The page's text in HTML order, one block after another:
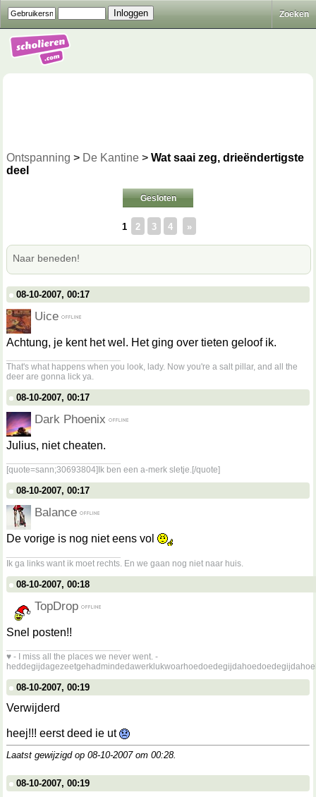
Zoeken
Ontspanning > De Kantine > Wat saai zeg, drieëndertigste
deel
Gesloten
1 2 3 4 »
Naar beneden!
08-10-2007, 00:17
Uice
Achtung, je kent het wel. Het ging over tieten geloof ik.
That's what happens when you look, lady. Now you're a salt pillar, and all the
deer are gonna lick ya.
08-10-2007, 00:17
Dark Phoenix
Julius, niet cheaten.
[quote=sann;30693804]Ik ben een a-merk sletje.[/quote]
08-10-2007, 00:17
Balance
De vorige is nog niet eens vol
Ik ga links want ik moet rechts. En we gaan nog niet naar huis.
08-10-2007, 00:18
TopDrop
Snel posten!!
♥ - I miss all the places we never went. -
08-10-2007, 00:19
Verwijderd
heej!!! eerst deed ie ut
Laatst gewijzigd op 08-10-2007 om 00:28.
08-10-2007, 00:19